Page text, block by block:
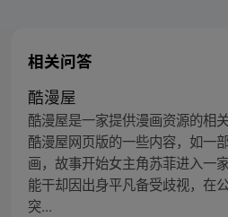
相关问答
酷漫屋
酷漫屋是一家提供漫画资源的相
酷漫屋网页版的一些内容，如一
画，故事开始女主角苏菲进入一
能干却因出身平凡备受歧视，在
突...